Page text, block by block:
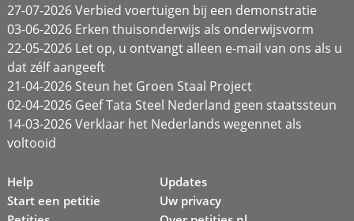
27-07-2026 Verbied voertuigen bij een demonstratie
03-06-2026 Erken thuisonderwijs als onderwijsvorm
22-05-2026 Let op, u ontvangt alleen e-mail van ons als u
dat zélf aangeeft
21-04-2026 Steun het Groen Staal Project
02-04-2026 Geef Tata Steel Nederland geen staatssteun
14-03-2026 Verklaar het Nederlands wegennet als
voltooid
Help
Start een petitie
Updates
Uw privacy